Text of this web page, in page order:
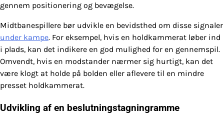
gennem positionering og bevægelse.
Midtbanespillere bør udvikle en bevidsthed om disse signaler
under kampe. For eksempel, hvis en holdkammerat løber ind
i plads, kan det indikere en god mulighed for en gennemspil.
Omvendt, hvis en modstander nærmer sig hurtigt, kan det
være klogt at holde på bolden eller aflevere til en mindre
presset holdkammerat.
Udvikling af en beslutningstagningramme